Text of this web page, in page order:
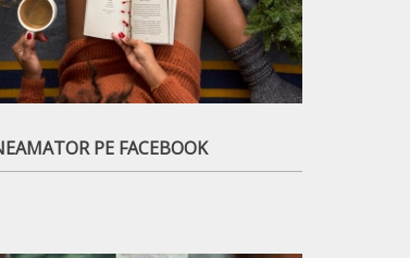
PE FACEBOOK